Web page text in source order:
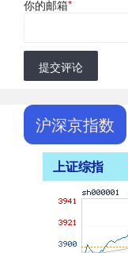
你的邮箱*
提交评论
沪深京指数
上证综指